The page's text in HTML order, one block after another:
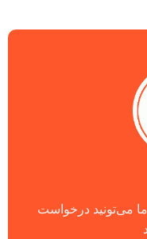
می‌تونید درخواست